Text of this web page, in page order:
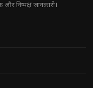
निष्पक्ष जानकारी।